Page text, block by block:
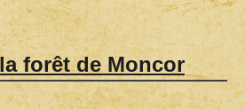
forêt de Moncor